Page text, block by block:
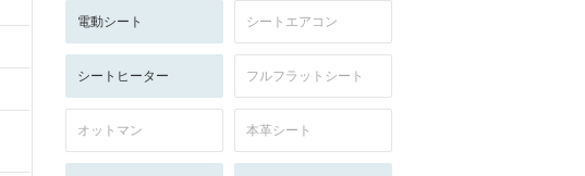
電動シート シートエアコン
シートヒーター フルフラットシート
オットマン 本革シート